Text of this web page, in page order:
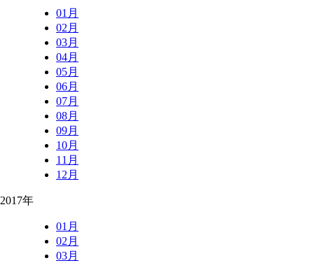
01月
02月
03月
04月
05月
06月
07月
08月
09月
10月
11月
12月
2017年
01月
02月
03月